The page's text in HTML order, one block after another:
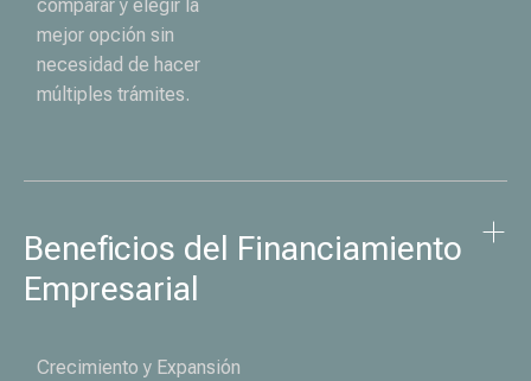
comparar y elegir la
mejor opción sin
necesidad de hacer
múltiples trámites.
Beneficios del Financiamiento
Empresarial
Crecimiento y Expansión